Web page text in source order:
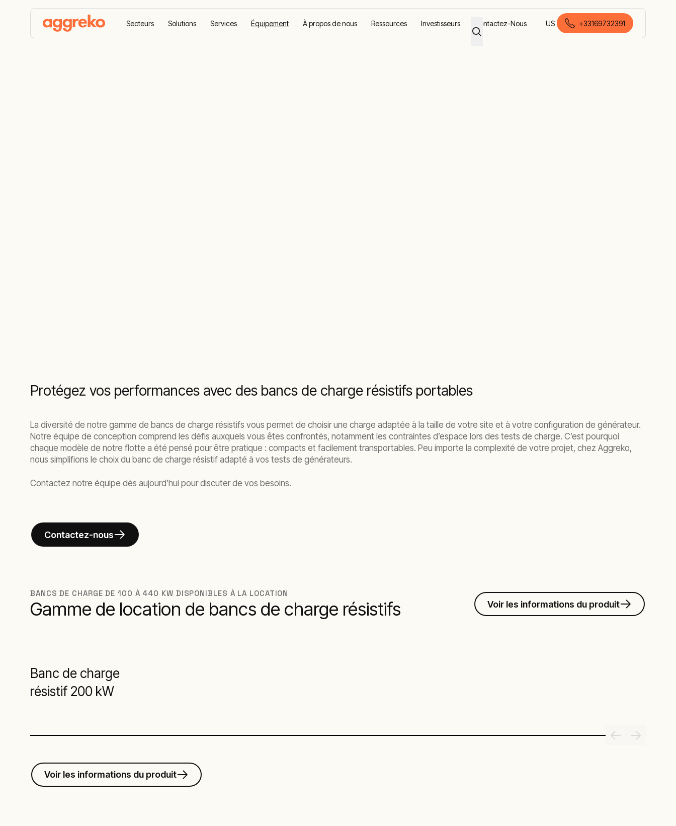
Secteurs Solutions Services Équipement À propos de nous Ressources Investisseurs Contactez-Nous US
français (France)
+33169732391
Protégez vos performances avec des bancs de charge résistifs portables
La diversité de notre gamme de bancs de charge résistifs vous permet de choisir une charge adaptée à la taille de votre site et à votre configuration de générateur.
Notre équipe de conception comprend les défis auxquels vous êtes confrontés, notamment les contraintes d’espace lors des tests de charge. C’est pourquoi
chaque modèle de notre flotte a été pensé pour être pratique : compacts et facilement transportables. Peu importe la complexité de votre projet, chez Aggreko,
nous simplifions le choix du banc de charge résistif adapté à vos tests de générateurs.
Contactez notre équipe dès aujourd’hui pour discuter de vos besoins.
Contactez-nous
BANCS DE CHARGE DE 100 À 440 KW DISPONIBLES À LA LOCATION
Gamme de location de bancs de charge résistifs Voir les informations du produit
Banc de charge
résistif 200 kW
Voir les informations du produit